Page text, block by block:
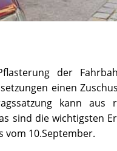
der
einen
kann
sind die wichtigsten
vom 10.September.